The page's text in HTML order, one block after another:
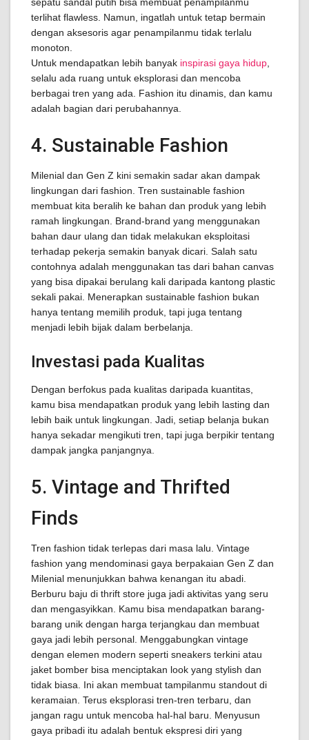
terlihat flawless. Namun, ingatlah untuk tetap bermain
dengan aksesoris agar penampilanmu tidak terlalu
monoton.
Untuk mendapatkan lebih banyak inspirasi gaya hidup
selalu ada ruang untuk eksplorasi dan mencoba
berbagai tren yang ada. Fashion itu dinamis, dan kamu
adalah bagian dari perubahannya.
4. Sustainable Fashion
Milenial dan Gen Z kini semakin sadar akan dampak
lingkungan dari fashion. Tren sustainable fashion
membuat kita beralih ke bahan dan produk yang lebih
ramah lingkungan. Brand-brand yang menggunakan
bahan daur ulang dan tidak melakukan eksploitasi
terhadap pekerja semakin banyak dicari. Salah satu
contohnya adalah menggunakan tas dari bahan canvas
yang bisa dipakai berulang kali daripada kantong plastic
sekali pakai. Menerapkan sustainable fashion bukan
hanya tentang memilih produk, tapi juga tentang
menjadi lebih bijak dalam berbelanja.
Investasi pada Kualitas
Dengan berfokus pada kualitas daripada kuantitas,
kamu bisa mendapatkan produk yang lebih lasting dan
lebih baik untuk lingkungan. Jadi, setiap belanja bukan
hanya sekadar mengikuti tren, tapi juga berpikir tentang
dampak jangka panjangnya.
5. Vintage and Thrifted
Finds
Tren fashion tidak terlepas dari masa lalu. Vintage
fashion yang mendominasi gaya berpakaian Gen Z dan
Milenial menunjukkan bahwa kenangan itu abadi.
Berburu baju di thrift store juga jadi aktivitas yang seru
dan mengasyikkan. Kamu bisa mendapatkan barang-
barang unik dengan harga terjangkau dan membuat
gaya jadi lebih personal. Menggabungkan vintage
dengan elemen modern seperti sneakers terkini atau
jaket bomber bisa menciptakan look yang stylish dan
tidak biasa. Ini akan membuat tampilanmu standout di
keramaian. Terus eksplorasi tren-tren terbaru, dan
jangan ragu untuk mencoba hal-hal baru. Menyusun
gaya pribadi itu adalah bentuk ekspresi diri yang